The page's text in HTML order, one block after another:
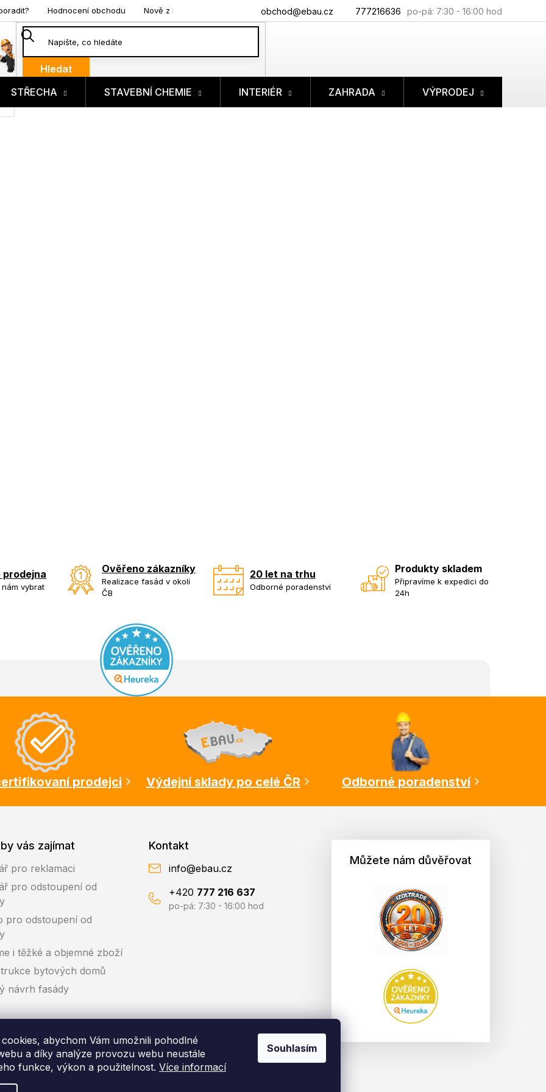
abychom Vám umožnili pohodlné
a díky analýze provozu webu neustále
funkce, výkon a použitelnost. Více informací
Souhlasím
777216636
obchod@ebau.cz
Hodnocení obchodu Nově z blogu
Hledat
STŘECHA STAVEBNÍ CHEMIE INTERIÉR ZAHRADA VÝPRODEJ
prodejna
vybrat
Ověřeno zákazníky
Realizace fasád v okolí
ČB
20 let na trhu
Odborné poradenství
Produkty skladem
Připravíme k expedici do
24h
prodejci Výdejní sklady po celé ČR Odborné poradenství
vás zajímat
pro reklamaci
pro odstoupení od
pro odstoupení od
i těžké a objemné zboží
bytových domů
návrh fasády
Kontakt
info@ebau.cz
+420 777 216 637
po-pá: 7:30 - 16:00 hod
Můžete nám důvěřovat